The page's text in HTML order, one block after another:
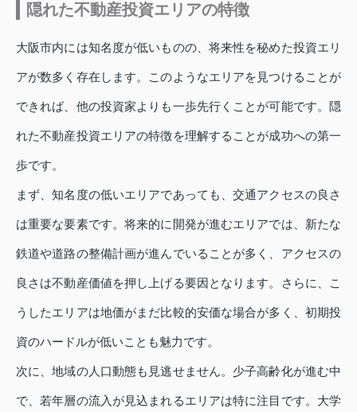
隠れた不動産投資エリアの特徴
大阪市内には知名度が低いものの、将来性を秘めた投資エリ
アが数多く存在します。このようなエリアを見つけることが
できれば、他の投資家よりも一歩先行くことが可能です。隠
れた不動産投資エリアの特徴を理解することが成功への第一
歩です。
まず、知名度の低いエリアであっても、交通アクセスの良さ
は重要な要素です。将来的に開発が進むエリアでは、新たな
鉄道や道路の整備計画が進んでいることが多く、アクセスの
良さは不動産価値を押し上げる要因となります。さらに、こ
うしたエリアは地価がまだ比較的安価な場合が多く、初期投
資のハードルが低いことも魅力です。
次に、地域の人口動態も見逃せません。少子高齢化が進む中
で、若年層の流入が見込まれるエリアは特に注目です。大学